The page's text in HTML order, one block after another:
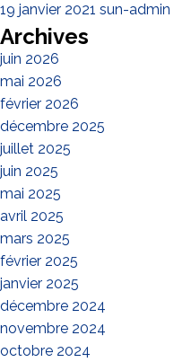
19 janvier 2021 sun-admin
Archives
juin 2026
mai 2026
février 2026
décembre 2025
juillet 2025
juin 2025
mai 2025
avril 2025
mars 2025
février 2025
janvier 2025
décembre 2024
novembre 2024
octobre 2024